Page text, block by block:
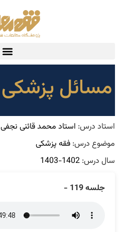
مسائل پزشکی
استاد درس: استاد محمد قائنی نجفی
موضوع درس: فقه پزشکی
سال درس: 1402-1403
جلسه 119 -